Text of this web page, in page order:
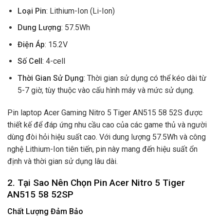
Loại Pin: Lithium-Ion (Li-Ion)
Dung Lượng: 57.5Wh
Điện Áp: 15.2V
Số Cell : 4-cell
Thời Gian Sử Dụng: Thời gian sử dụng có thể kéo dài từ
5-7 giờ, tùy thuộc vào cấu hình máy và mức sử dụng.
Pin laptop Acer Gaming Nitro 5 Tiger AN515 58 52S được
thiết kế để đáp ứng nhu cầu cao của các game thủ và người
dùng đòi hỏi hiệu suất cao. Với dung lượng 57.5Wh và công
nghệ Lithium-Ion tiên tiến, pin này mang đến hiệu suất ổn
định và thời gian sử dụng lâu dài.
2. Tại Sao Nên Chọn Pin Acer Nitro 5 Tiger
AN515 58 52SP
Chất Lượng Đảm Bảo